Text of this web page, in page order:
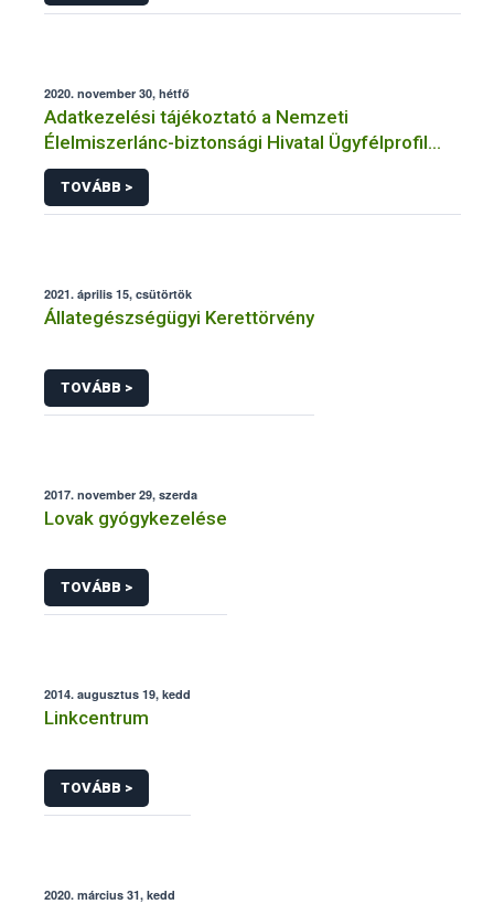
2020. november 30, hétfő
Adatkezelési tájékoztató a Nemzeti
Élelmiszerlánc-biztonsági Hivatal Ügyfélprofil
Rendszerben állatgyógyászati termékek
témakörben közhatalmi eljárásaihoz kapcsolódó
adatkezeléséhez
TOVÁBB >
2021. április 15, csütörtök
Állategészségügyi Kerettörvény
TOVÁBB >
2017. november 29, szerda
Lovak gyógykezelése
TOVÁBB >
2014. augusztus 19, kedd
Linkcentrum
TOVÁBB >
2020. március 31, kedd